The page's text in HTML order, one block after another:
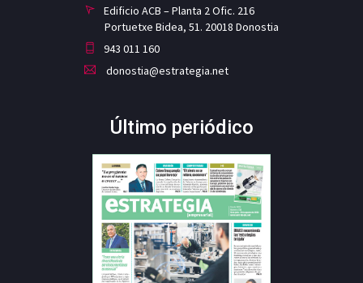
Edificio ACB – Planta 2 Ofic. 216
Portuetxe Bidea, 51. 20018 Donostia
943 011 160
donostia@estrategia.net
Último periódico